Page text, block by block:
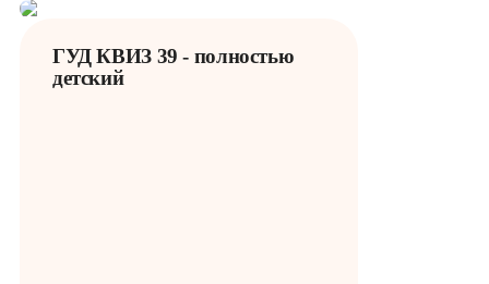
ГУД КВИЗ 39 - полностью
детский